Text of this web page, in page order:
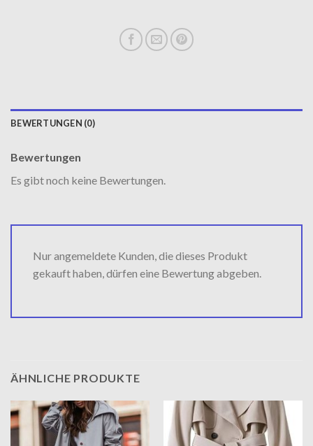
BEWERTUNGEN (0)
Bewertungen
Es gibt noch keine Bewertungen.
Nur angemeldete Kunden, die dieses Produkt
gekauft haben, dürfen eine Bewertung abgeben.
ÄHNLICHE PRODUKTE